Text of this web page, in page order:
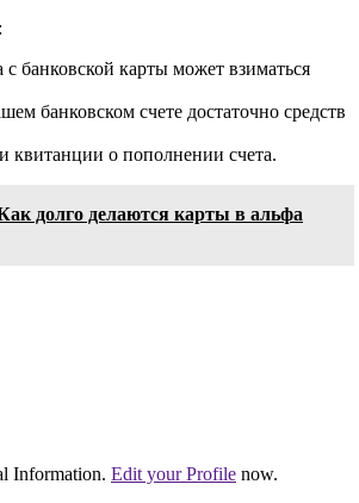
с банковской карты может взиматься
банковском счете достаточно средств
квитанции о пополнении счета.
долго делаются карты в альфа
Information. Edit your Profile now.